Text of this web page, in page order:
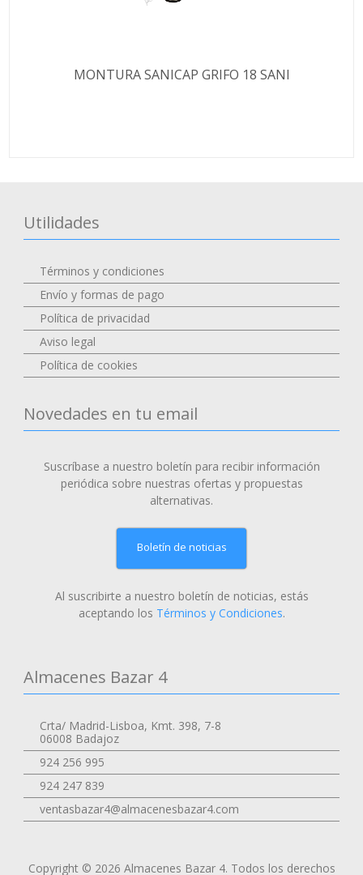
MONTURA SANICAP GRIFO 18 SANI
Utilidades
Términos y condiciones
Envío y formas de pago
Política de privacidad
Aviso legal
Política de cookies
Novedades en tu email
Suscríbase a nuestro boletín para recibir información
periódica sobre nuestras ofertas y propuestas
alternativas.
Boletín de noticias
Al suscribirte a nuestro boletín de noticias, estás
aceptando los Términos y Condiciones.
Almacenes Bazar 4
Crta/ Madrid-Lisboa, Kmt. 398, 7-8
06008 Badajoz
924 256 995
924 247 839
ventasbazar4@almacenesbazar4.com
Copyright © 2026 Almacenes Bazar 4. Todos los derechos